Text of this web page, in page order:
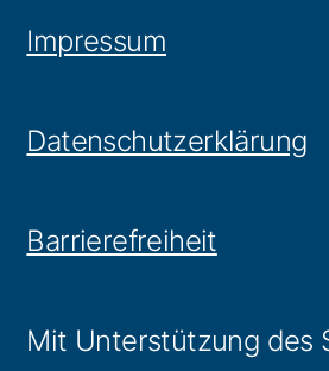
Impressum
Datenschutzerklärung
Barrierefreiheit
Mit Unterstützung des